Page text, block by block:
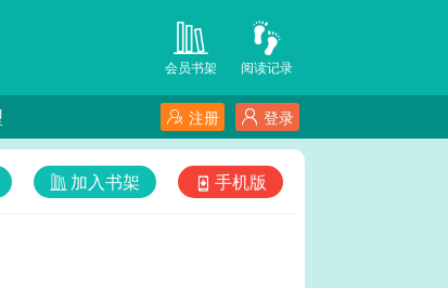
阅读记录
会员书架
登录
注册
手机版
加入书架